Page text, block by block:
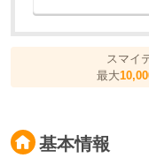
スマイ
最大
基本情報